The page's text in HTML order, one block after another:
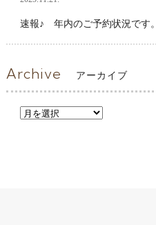
速報♪ 年内のご予約状況です。
Archive アーカイブ